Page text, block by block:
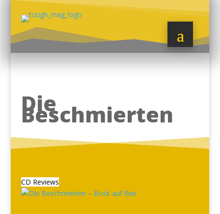
Die
Beschmierten
CD Reviews